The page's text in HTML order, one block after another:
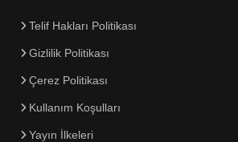
Telif Hakları Politikası
Gizlilik Politikası
Çerez Politikası
Kullanım Koşulları
Yayın İlkeleri